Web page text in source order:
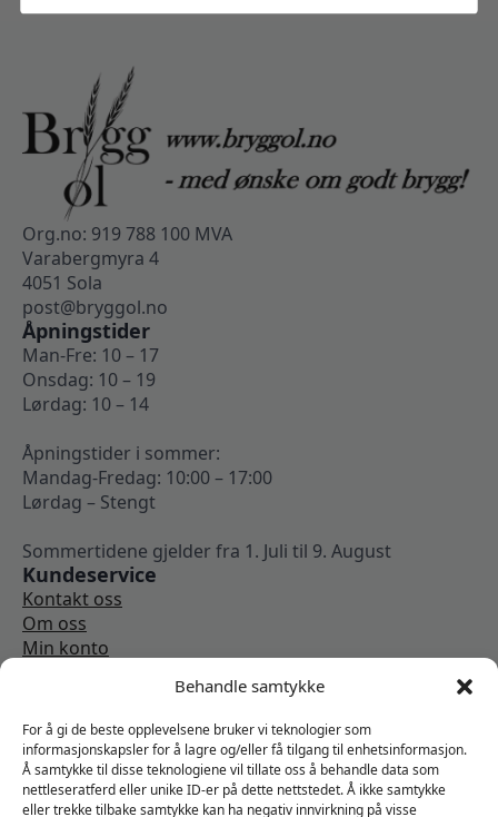
Behandle samtykke
For å gi de beste opplevelsene bruker vi teknologier som
informasjonskapsler for å lagre og/eller få tilgang til enhetsinformasjon.
Å samtykke til disse teknologiene vil tillate oss å behandle data som
nettleseratferd eller unike ID-er på dette nettstedet. Å ikke samtykke
eller trekke tilbake samtykke kan ha negativ innvirkning på visse
Org.no: 919 788 100 MVA
Varabergmyra 4
4051 Sola
post@bryggol.no
Åpningstider
Man-Fre: 10 – 17
Onsdag: 10 – 19
Lørdag: 10 – 14
Åpningstider i sommer:
Mandag-Fredag: 10:00 – 17:00
Lørdag – Stengt
Sommertidene gjelder fra 1. Juli til 9. August
Kundeservice
Kontakt oss
Om oss
Min konto
Vi er sosiale